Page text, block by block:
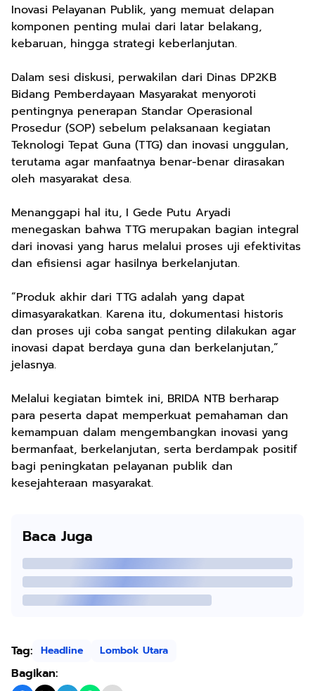
Inovasi Pelayanan Publik, yang memuat delapan
komponen penting mulai dari latar belakang,
kebaruan, hingga strategi keberlanjutan.
Dalam sesi diskusi, perwakilan dari Dinas DP2KB
Bidang Pemberdayaan Masyarakat menyoroti
pentingnya penerapan Standar Operasional
Prosedur (SOP) sebelum pelaksanaan kegiatan
Teknologi Tepat Guna (TTG) dan inovasi unggulan,
terutama agar manfaatnya benar-benar dirasakan
oleh masyarakat desa.
Menanggapi hal itu, I Gede Putu Aryadi
menegaskan bahwa TTG merupakan bagian integral
dari inovasi yang harus melalui proses uji efektivitas
dan efisiensi agar hasilnya berkelanjutan.
“Produk akhir dari TTG adalah yang dapat
dimasyarakatkan. Karena itu, dokumentasi historis
dan proses uji coba sangat penting dilakukan agar
inovasi dapat berdaya guna dan berkelanjutan,”
jelasnya.
Melalui kegiatan bimtek ini, BRIDA NTB berharap
para peserta dapat memperkuat pemahaman dan
kemampuan dalam mengembangkan inovasi yang
bermanfaat, berkelanjutan, serta berdampak positif
bagi peningkatan pelayanan publik dan
kesejahteraan masyarakat.
Baca Juga
Tag: Headline Lombok Utara
Bagikan: